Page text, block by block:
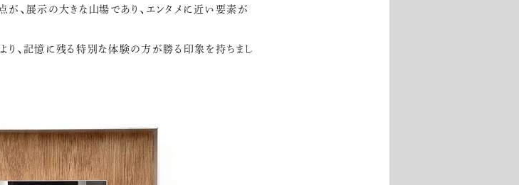
が、展示の大きな山場であり、エンタメに近い要素が
り、記憶に残る特別な体験の方が勝る印象を持ちまし